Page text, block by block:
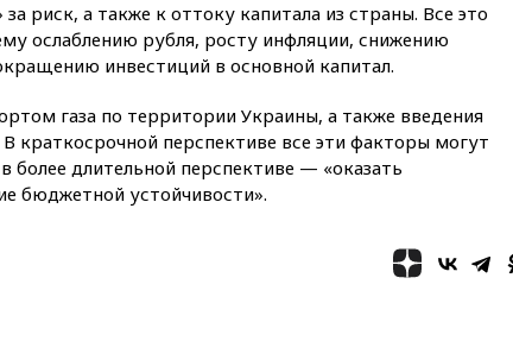
вчера, 23:23
«Спартак»
разгромил «Оренбург» в
Кубке России
вчера, 23:00Пост Дмитриева в
X о миграционном кризисе в
Сеуте набрал миллион
просмотров
означает прекращения
производства телевизоров в
риск, а также к оттоку капитала из страны. Все это
ослаблению рубля, росту инфляции, снижению
инвестиций в основной капитал.
газа по территории Украины, а также введения
краткосрочной перспективе все эти факторы могут
более длительной перспективе — «оказать
бюджетной устойчивости».